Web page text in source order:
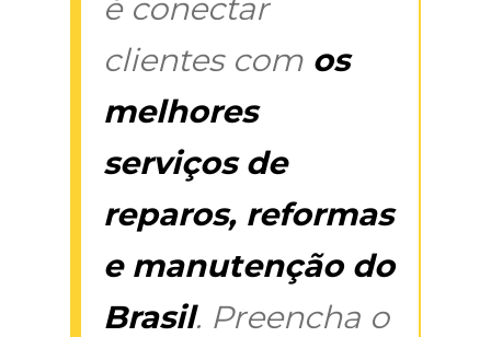
é conectar
clientes com os
melhores
serviços de
reparos, reformas
e manutenção do
Brasil. Preencha o